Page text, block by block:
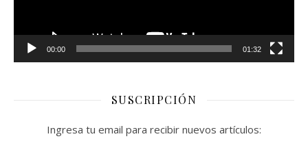
00:00 01:32
SUSCRIPCIÓN
Ingresa tu email para recibir nuevos artículos: